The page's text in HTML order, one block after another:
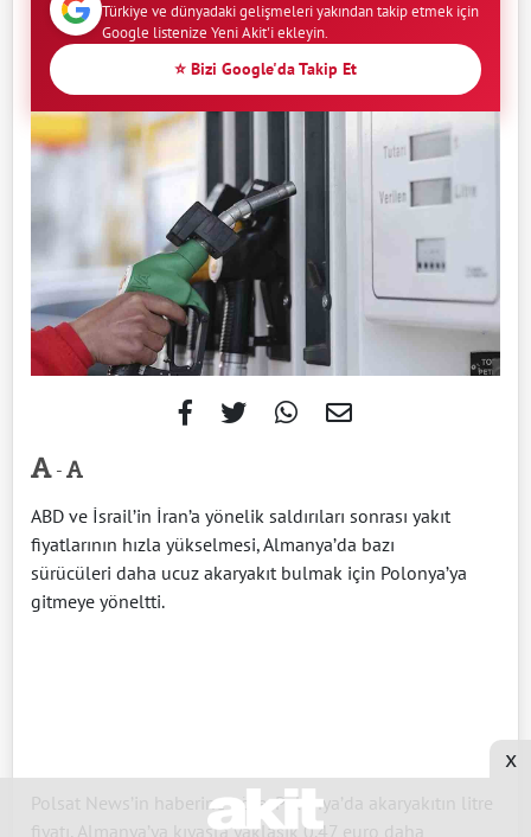
Türkiye ve dünyadaki gelişmeleri yakından takip etmek için
Google listenize Yeni Akit'i ekleyin.
⭐ Bizi Google'da Takip Et
-
ABD ve İsrail’in İran’a yönelik saldırıları sonrası yakıt
fiyatlarının hızla yükselmesi, Almanya’da bazı
sürücüleri daha ucuz akaryakıt bulmak için Polonya’ya
gitmeye yöneltti.
Polsat News’in haberine göre, Polonya’da akaryakıtın litre
fiyatı, Almanya’ya kıyasla yaklaşık 0.47 euro daha
x